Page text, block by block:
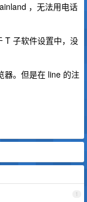
，无法用电话
T 子软件设置中，没
器。但是在 line 的注
1